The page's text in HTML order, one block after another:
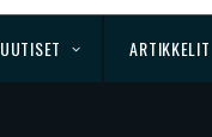
UUTISET ARTIKKELIT